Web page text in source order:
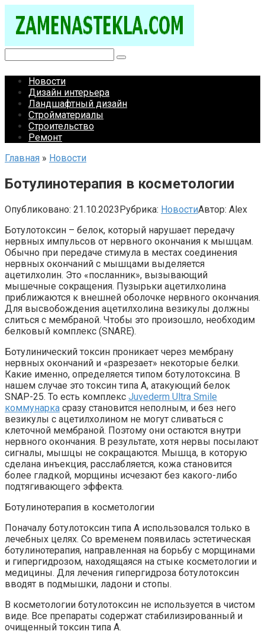
контенту
Новости
Дизайн интерьера
Ландшафтный дизайн
Стройматериалы
Строительство
Ремонт
Главная » Новости
Ботулинотерапия в косметологии
Опубликовано: 21.10.2023Рубрика: НовостиАвтор: Alex
Ботулотоксин – белок, который нарушает передачу
нервных импульсов от нервного окончания к мышцам.
Обычно при передаче стимула в местах соединения
нервных окончаний с мышцами выделяется
ацетилхолин. Это «посланник», вызывающий
мышечные сокращения. Пузырьки ацетилхолина
приближаются к внешней оболочке нервного окончания.
Для высвобождения ацетилхолина везикулы должны
слиться с мембраной. Чтобы это произошло, необходим
белковый комплекс (SNARE).
Ботулинический токсин проникает через мембрану
нервных окончаний и «разрезает» некоторые белки.
Какие именно, определяется типом ботулотоксина. В
нашем случае это токсин типа А, атакующий белок
SNAP-25. То есть комплекс Juvederm Ultra Smile
коммунарка сразу становится неполным, и без него
везикулы с ацетилхолином не могут сливаться с
клеточной мембраной. Поэтому они остаются внутри
нервного окончания. В результате, хотя нервы посылают
сигналы, мышцы не сокращаются. Мышца, в которую
сделана инъекция, расслабляется, кожа становится
более гладкой, морщины исчезают без какого-либо
подтягивающего эффекта.
Ботулинотерапия в косметологии
Поначалу ботулотоксин типа А использовался только в
лечебных целях. Со временем появилась эстетическая
ботулинотерапия, направленная на борьбу с морщинами
и гипергидрозом, находящаяся на стыке косметологии и
медицины. Для лечения гипергидроза ботулотоксин
вводят в подмышки, ладони и стопы.
В косметологии ботулотоксин не используется в чистом
виде. Все препараты содержат стабилизированный и
очищенный токсин типа А.